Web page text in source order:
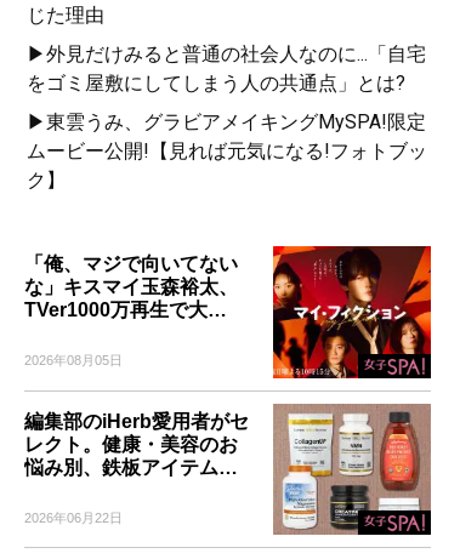
じた理由
▶外見だけみると普通の社会人なのに...「自宅
をゴミ屋敷にしてしまう人の共通点」とは?
▶東雲うみ、グラビアメイキングMySPA!限定
ムービー公開!【見れば元気になる!フォトブッ
ク】
「俺、マジで向いてない
な」キスマイ玉森裕太、
TVer1000万再生で大…
2026年08月05日
編集部のiHerb愛用者がセ
レクト。健康・美容のお
悩み別、鉄板アイテム…
2026年06月22日